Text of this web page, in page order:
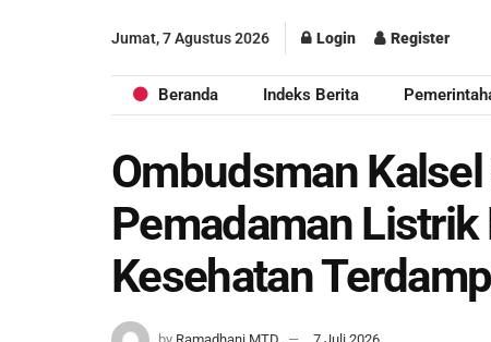
Jumat, 7 Agustus 2026 Login Register
Beranda Indeks Berita
Ombudsman
Pemadaman
Kesehatan